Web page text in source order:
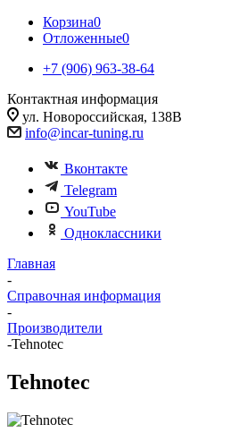
Корзина0
Отложенные0
+7 (906) 963-38-64
Контактная информация
ул. Новороссийская, 138В
info@incar-tuning.ru
Вконтакте
Telegram
YouTube
Одноклассники
Главная
-
Справочная информация
-
Производители
-Tehnotec
Tehnotec